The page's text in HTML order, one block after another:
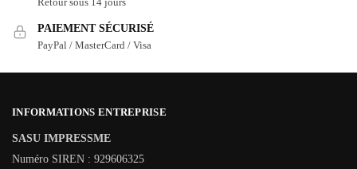
PAIEMENT SÉCURISÉ
PayPal / MasterCard / Visa
INFORMATIONS ENTREPRISE
SASU IMPRESSME
Numéro SIREN : 929606325